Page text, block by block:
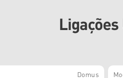
Domus